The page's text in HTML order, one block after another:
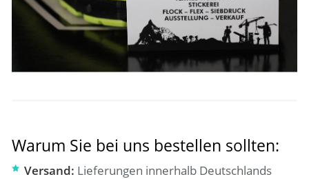
Warum Sie bei uns bestellen sollten:
Versand: Lieferungen innerhalb Deutschlands